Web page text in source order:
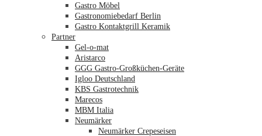
Gastro Möbel
Gastronomiebedarf Berlin
Gastro Kontaktgrill Keramik
Partner
Gel-o-mat
Aristarco
GGG Gastro-Großküchen-Geräte
Igloo Deutschland
KBS Gastrotechnik
Marecos
MBM Italia
Neumärker
Neumärker Crepeseisen